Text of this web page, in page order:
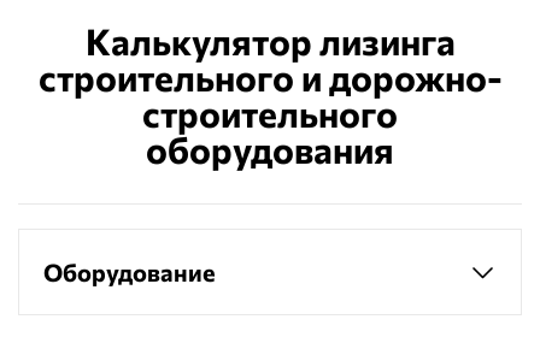
Калькулятор лизинга
строительного и дорожно-
строительного
оборудования
Оборудование